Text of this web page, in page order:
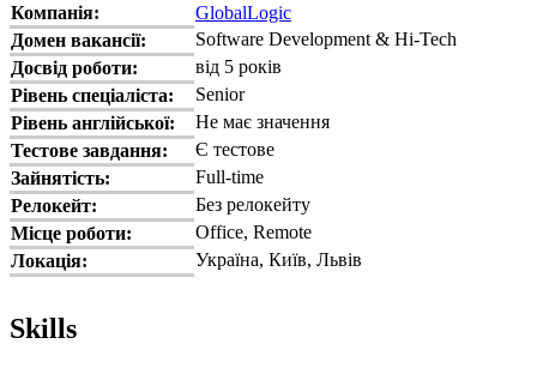
Компанія:
GlobalLogic
Домен вакансії:
Software Development & Hi-Tech
Досвід роботи:
від 5 років
Рівень спеціаліста:
Senior
Рівень англійської:
Не має значення
Тестове завдання:
Є тестове
Зайнятість:
Full-time
Релокейт:
Без релокейту
Місце роботи:
Office, Remote
Локація:
Україна, Київ, Львів
Skills